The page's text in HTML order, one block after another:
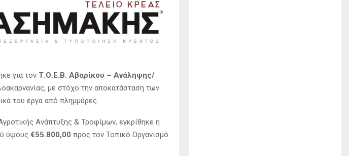
για τον Τ.Ο.Ε.Β. Αβαρίκου – Ανάληψης/
με στόχο την αποκατάσταση των
του έργα από πλημμύρες.
Ανάπτυξης & Τροφίμων, εγκρίθηκε η
ύψους €55.800,00 προς τον Τοπικό Οργανισμό